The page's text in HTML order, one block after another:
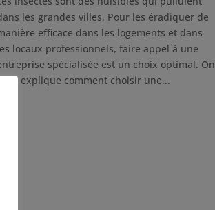
les grandes villes. Pour les éradiquer de
efficace dans les logements et dans
locaux professionnels, faire appel à une
spécialisée est un choix optimal. On
explique comment choisir une...